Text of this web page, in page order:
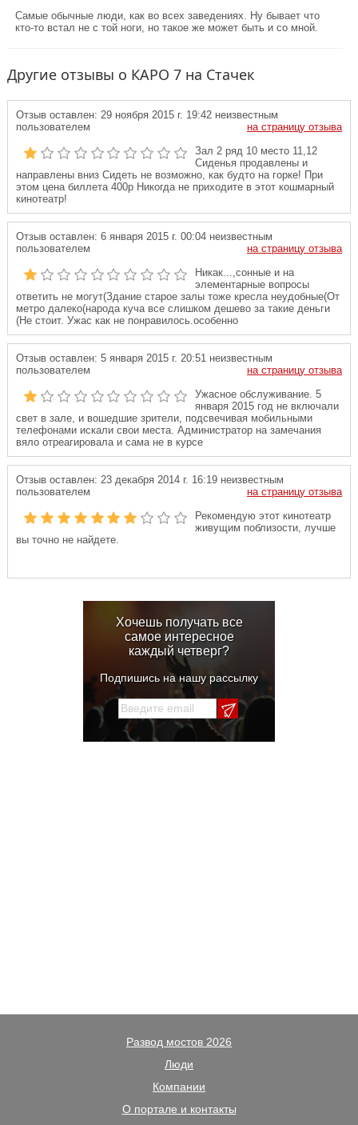
Самые обычные люди, как во всех заведениях. Ну бывает что
кто-то встал не с той ноги, но такое же может быть и со мной.
Другие отзывы о КАРО 7 на Стачек
Отзыв оставлен: 29 ноября 2015 г. 19:42 неизвестным
пользователем
на страницу отзыва
Зал 2 ряд 10 место 11,12
Сиденья продавлены и
направлены вниз Сидеть не возможно, как будто на горке! При
этом цена биллета 400р Никогда не приходите в этот кошмарный
кинотеатр!
Отзыв оставлен: 6 января 2015 г. 00:04 неизвестным
пользователем
на страницу отзыва
Никак...,сонные и на
элементарные вопросы
ответить не могут(Здание старое залы тоже кресла неудобные(От
метро далеко(народа куча все слишком дешево за такие деньги
(Не стоит. Ужас как не понравилось.особенно
Отзыв оставлен: 5 января 2015 г. 20:51 неизвестным
пользователем
на страницу отзыва
Ужасное обслуживание. 5
января 2015 год не включали
свет в зале, и вошедшие зрители, подсвечивая мобильными
телефонами искали свои места. Администратор на замечания
вяло отреагировала и сама не в курсе
Отзыв оставлен: 23 декабря 2014 г. 16:19 неизвестным
пользователем
на страницу отзыва
Рекомендую этот кинотеатр
живущим поблизости, лучше
вы точно не найдете.
Хочешь получать все
самое интересное
каждый четверг?
Подпишись на нашу рассылку
Развод мостов 2026
Люди
Компании
О портале и контакты